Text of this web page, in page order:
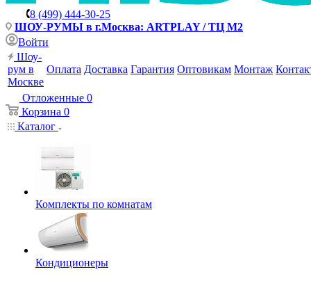
8 (499) 444-30-25
ШОУ-РУМЫ в г.Москва: ARTPLAY / ТЦ М2
Войти
Шоу-
рум в
Москве
Оплата Доставка Гарантия Оптовикам Монтаж
Отложенные 0
Корзина 0
Каталог
Комплекты по комнатам
Кондиционеры